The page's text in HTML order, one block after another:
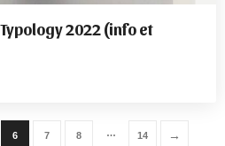
2022 (info et
6 7 8 … 14 →